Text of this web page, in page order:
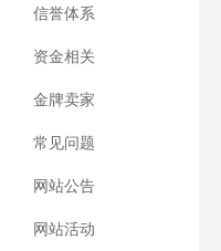
信誉体系
资金相关
金牌卖家
常见问题
网站公告
网站活动